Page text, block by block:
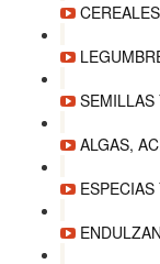
ALGAS,